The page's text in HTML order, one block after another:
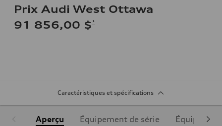
Prix Audi West Ottawa
91 856,00 $*
Caractéristiques et spécifications
Aperçu Équipement de série